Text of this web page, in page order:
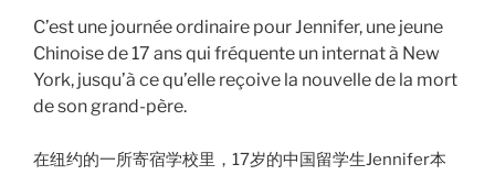
C’est une journée ordinaire pour Jennifer, une jeune
Chinoise de 17 ans qui fréquente un internat à New
York, jusqu’à ce qu’elle reçoive la nouvelle de la mort
de son grand-père.
在纽约的一所寄宿学校里，17岁的中国留学生Jennifer本